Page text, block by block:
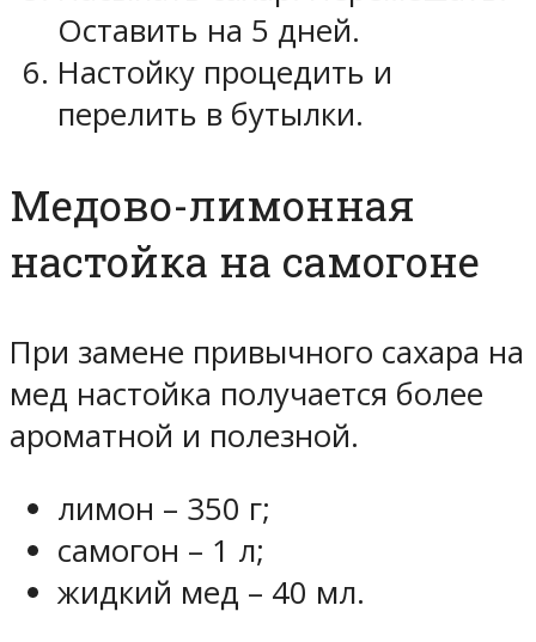
Оставить на 5 дней.
Настойку процедить и
перелить в бутылки.
Медово-лимонная
настойка на самогоне
При замене привычного сахара на
мед настойка получается более
ароматной и полезной.
лимон – 350 г;
самогон – 1 л;
жидкий мед – 40 мл.